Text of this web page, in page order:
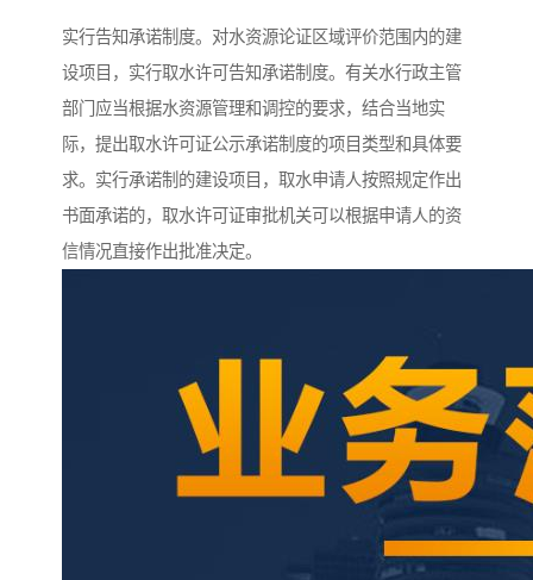
实行告知承诺制度。对水资源论证区域评价范围内的建
设项目，实行取水许可告知承诺制度。有关水行政主管
部门应当根据水资源管理和调控的要求，结合当地实
际，提出取水许可证公示承诺制度的项目类型和具体要
求。实行承诺制的建设项目，取水申请人按照规定作出
书面承诺的，取水许可证审批机关可以根据申请人的资
信情况直接作出批准决定。